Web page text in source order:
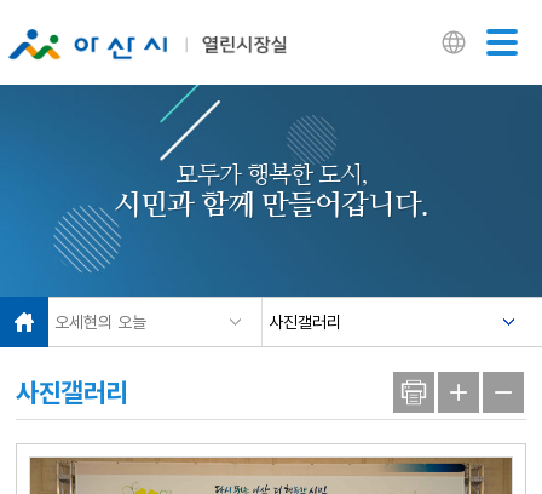
닫기
모두가 행복한 도시,
시민과 함께 만들어갑니다.
오세현의 오늘 사진갤러리
사진갤러리